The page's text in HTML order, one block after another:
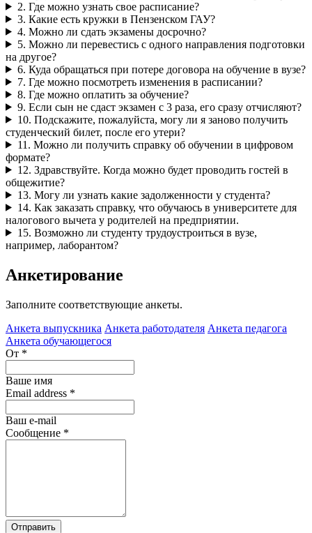
2. Где можно узнать свое расписание?
3. Какие есть кружки в Пензенском ГАУ?
4. Можно ли сдать экзамены досрочно?
5. Можно ли перевестись с одного направления подготовки
на другое?
6. Куда обращаться при потере договора на обучение в вузе?
7. Где можно посмотреть изменения в расписании?
8. Где можно оплатить за обучение?
9. Если сын не сдаст экзамен с 3 раза, его сразу отчисляют?
10. Подскажите, пожалуйста, могу ли я заново получить
студенческий билет, после его утери?
11. Можно ли получить справку об обучении в цифровом
формате?
12. Здравствуйте. Когда можно будет проводить гостей в
общежитие?
13. Могу ли узнать какие задолженности у студента?
14. Как заказать справку, что обучаюсь в университете для
налогового вычета у родителей на предприятии.
15. Возможно ли студенту трудоустроиться в вузе,
например, лаборантом?
Анкетирование
Заполните соответствующие анкеты.
Анкета выпускника Анкета работодателя Анкета педагога
Анкета обучающегося
От *
Ваше имя
Email address *
Ваш e-mail
Сообщение *
Отправить